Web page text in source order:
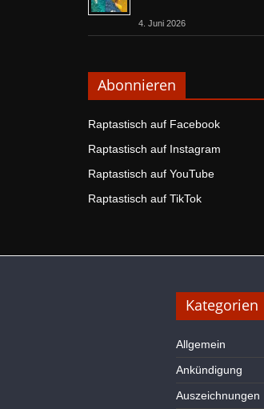
4. Juni 2026
Abonnieren
Raptastisch auf Facebook
Raptastisch auf Instagram
Raptastisch auf YouTube
Raptastisch auf TikTok
Kategorien
Allgemein
Ankündigung
Auszeichnungen